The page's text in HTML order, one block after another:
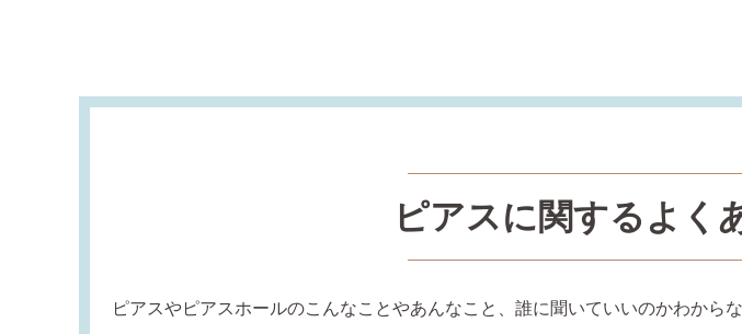
ピアスに関するよく
ピアスやピアスホールのこんなことやあんなこと、誰に聞いていいのかわから